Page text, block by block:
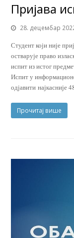
Пријава
28. децембар
Студент који није
остварује право
испит из истог
Испит у
одјавити најкасније
Прочитај више